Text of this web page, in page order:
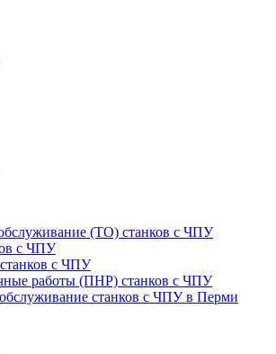
(ТО) станков с ЧПУ
с ЧПУ
с ЧПУ
работы (ПНР) станков с ЧПУ
станков с ЧПУ в Перми